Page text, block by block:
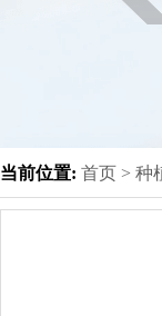
当前位置: 首页 > 种